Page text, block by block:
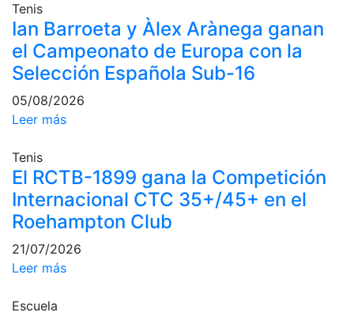
tenis
Next Gen
Palmarés
Leyendas
Competiciones
Campeonato
Social de Tenis
Cuadros de
Juego
Honor
Tenis
Ian Barroeta y Àlex Arànega ganan
el Campeonato de Europa con la
Selección Española Sub-16
05/08/2026
Leer más
Tenis
El RCTB-1899 gana la Competición
Internacional CTC 35+/45+ en el
Roehampton Club
21/07/2026
Leer más
Escuela